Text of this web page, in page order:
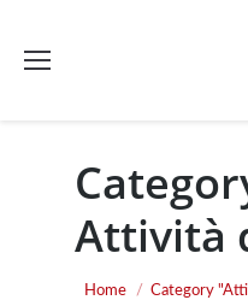
Attività
You are here:
Home Category